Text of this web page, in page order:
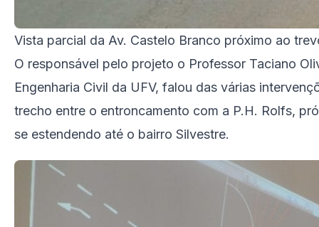
Vista parcial da Av. Castelo Branco próximo ao
O responsável pelo projeto o Professor Taciano
Engenharia Civil da UFV, falou das várias
trecho entre o entroncamento com a P.H. Rolfs,
se estendendo até o bairro Silvestre.